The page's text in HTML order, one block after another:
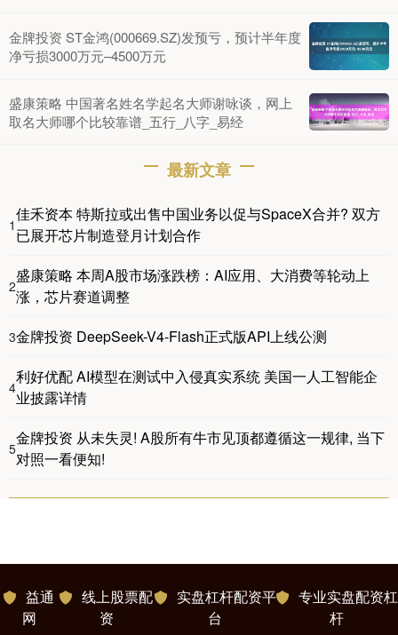
金牌投资 ST金鸿(000669.SZ)发预亏，预计半年度
净亏损3000万元–4500万元
盛康策略 中国著名姓名学起名大师谢咏谈，网上
取名大师哪个比较靠谱_五行_八字_易经
最新文章
1
佳禾资本 特斯拉或出售中国业务以促与SpaceX合并? 双方
已展开芯片制造登月计划合作
2
盛康策略 本周A股市场涨跌榜：AI应用、大消费等轮动上
涨，芯片赛道调整
3金牌投资 DeepSeek-V4-Flash正式版API上线公测
4
利好优配 AI模型在测试中入侵真实系统 美国一人工智能企
业披露详情
5
金牌投资 从未失灵! A股所有牛市见顶都遵循这一规律, 当下
对照一看便知!
益通
网
线上股票配
资
实盘杠杆配资平
台
专业实盘配资杠
杆